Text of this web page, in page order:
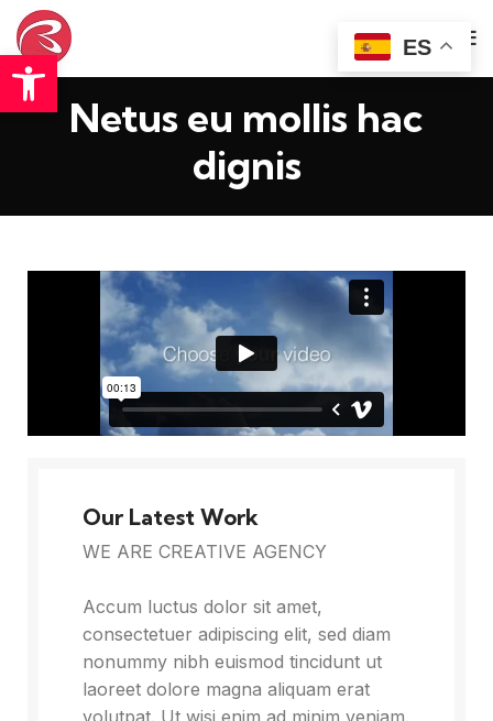
Abrir barra de herramientas
Netus eu mollis hac
dignis
Our Latest Work
WE ARE CREATIVE AGENCY
Accum luctus dolor sit amet,
consectetuer adipiscing elit, sed diam
nonummy nibh euismod tincidunt ut
laoreet dolore magna aliquam erat
volutpat. Ut wisi enim ad minim veniam.
ES